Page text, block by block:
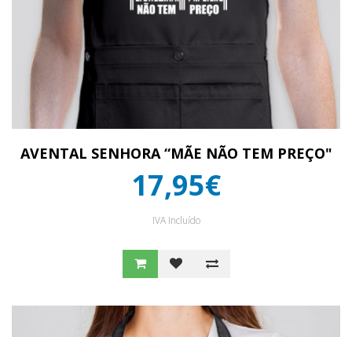
AVENTAL SENHORA “MÃE NÃO TEM PREÇO"
17,95€
IVA Incluído